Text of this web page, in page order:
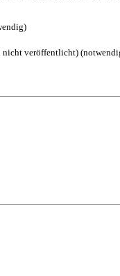
nicht veröffentlicht)